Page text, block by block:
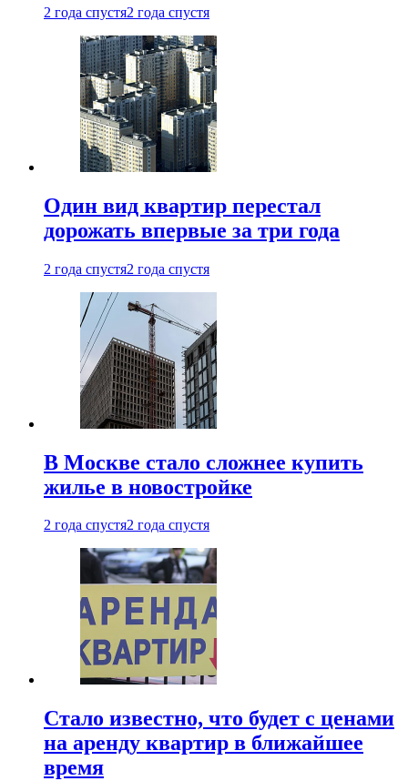
2 года спустя2 года спустя
Один вид квартир перестал
дорожать впервые за три года
2 года спустя2 года спустя
В Москве стало сложнее купить
жилье в новостройке
2 года спустя2 года спустя
Стало известно, что будет с ценами
на аренду квартир в ближайшее
время